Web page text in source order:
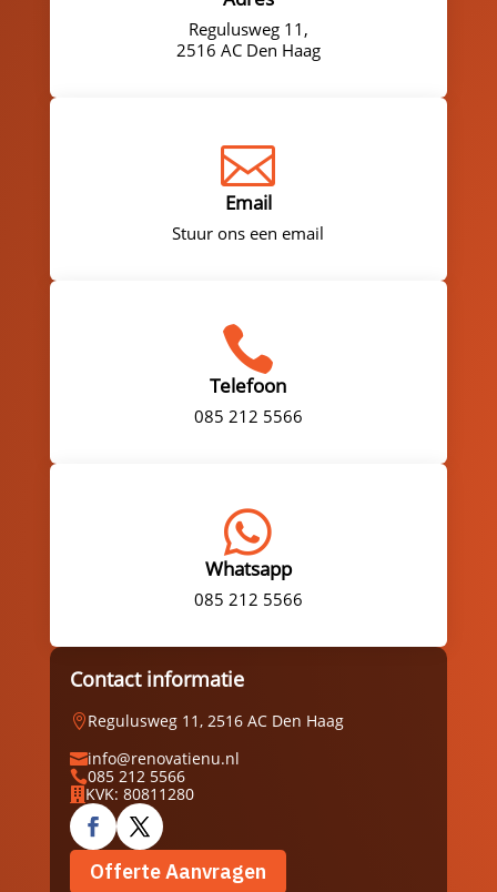
Regulusweg 11,
2516 AC Den Haag

Email
Stuur ons een email

Telefoon
085 212 5566

Whatsapp
085 212 5566
Contact informatie
Regulusweg 11, 2516 AC Den Haag
info@renovatienu.nl
085 212 5566
 KVK: 80811280
Offerte Aanvragen